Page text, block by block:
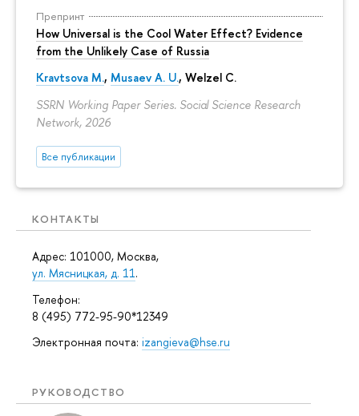
Препринт
How Universal is the Cool Water Effect? Evidence
from the Unlikely Case of Russia
Kravtsova M., Musaev A. U., Welzel C.
SSRN Working Paper Series. Social Science Research
Network, 2026
Все публикации
КОНТАКТЫ
Адрес: 101000, Москва,
ул. Мясницкая, д. 11.
Телефон:
8 (495) 772-95-90*12349
Электронная почта: izangieva@hse.ru
РУКОВОДСТВО